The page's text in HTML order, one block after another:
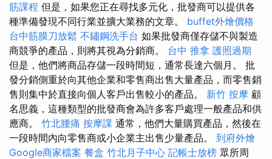
筋課程 但是，如果您正在尋找多元化，批發商可以提供各
種準備發現不同行業並擴大業務的文章。 buffet外燴價格
台中筋膜刀放鬆 不鏽鋼洗手台 如果批發商僅存儲不與製造
商競爭的產品，則將其視為分銷商。 台中 推拿 護照過期
但是，他們將商品存儲一段時間短，通常長達六個月。 批
發分銷側重於向其他企業和零售商出售大量產品，而零售銷
售則集中於直接向個人客戶出售較小的產品。 新竹 按摩 顧
名思義，這種類型的批發商會為許多客戶處理一般產品和供
應商。 竹北腰痛 按摩課 通常，他們大量購買產品，然後在
一段時間內向零售商或小企業主出售少量產品。 到府外燴
Google商家檔案 餐盒 竹北月子中心 記帳士放榜 眾所周